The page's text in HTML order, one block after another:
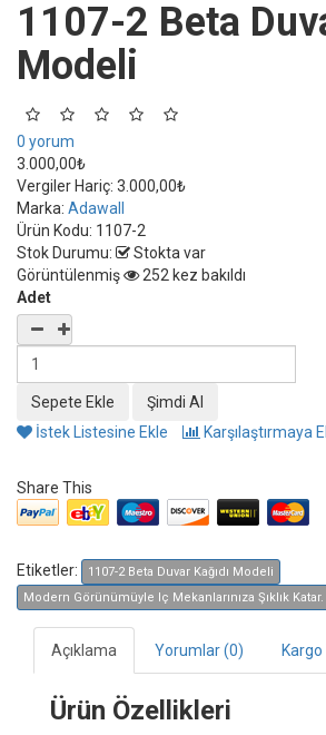
1107-2 Beta
Modeli
0 yorum
3.000,00₺
Vergiler Hariç: 3.000,00₺
Marka: Adawall
Ürün Kodu: 1107-2
Stok Durumu:
Stokta var
Görüntülenmiş
252 kez bakıldı
Adet
İstek Listesine Ekle Karşılaştırmaya
Share This
Etiketler:
1107-2 Beta Duvar Kağıdı Modeli
Modern Görünümüyle Iç Mekanlarınıza Şıklık
Açıklama Yorumlar (0)
Ürün Özellikleri